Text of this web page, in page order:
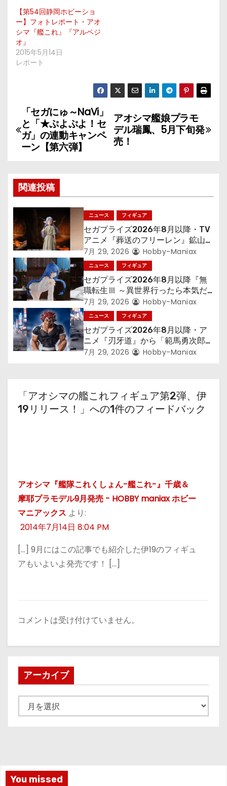
【第54回静岡ホビーショ
ー】フォトレポート・アオ
シマ『艦これ』『アルペジ
オ』
2015年5月14日
レポート
投
稿
ビ
ゲ
ー
シ
ョ
ン
アオシマ艦娘プラモ
デル瑞鳳、5月下旬発
売！
「セガにゅ～NaVi」
と「★ぷよぷよ！セ
ガ」の連動キャンペ
ーン【第六弾】
関連投稿
ニュース フィギュア
セガプライズ2026年8月以降・TV
アニメ『葬送のフリーレン』鉱山で
300年働くことになっっちゃった
「フリーレン」を立体化！
7月 29, 2026 Hobby-Maniax
ニュース フィギュア
セガプライズ2026年8月以降『無
職転生Ⅲ ～異世界行ったら本気だ
す～』から「ロキシー」のフィギュ
アが登場！
7月 29, 2026 Hobby-Maniax
ニュース フィギュア
セガプライズ2026年8月以降・ア
ニメ『刃牙道』から「範馬勇次郎」
が登場ッッ!!
7月 29, 2026 Hobby-Maniax
「アオシマの艦これフィギュア第2弾、伊
19リリース！」への1件のフィードバック
アオシマ『艦隊これくしょん-艦これ-』千歳＆
摩耶プラモデル9月発売 - HOBBY maniax ホビー
マニアックス より:
2014年7月14日 8:04 PM
[…] 9月にはこの記事でも紹介した伊19のフィギュ
アもいよいよ発売です！ […]
コメントは受け付けていません。
アーカイブ
ー
You missed